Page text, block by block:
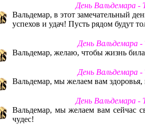
День Вальдемара -
Вальдемар, в этот замечательный
успехов и удач! Пусть рядом будут
День Вальдемара
Вальдемар, желаю, чтобы жизнь
День Вальдемара
Вальдемар, мы желаем вам
День Вальдемара -
Вальдемар, мы желаем вам сейчас
чудес!